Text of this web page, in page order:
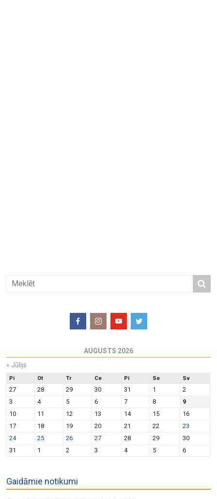
AUGUSTS 2026
« Jūlijs
Pi Ot Tr Ce Pi Se Sv
27 28 29 30 31 1
2
3
4 5 6 7 8
9
10
11 12 13 14 15
16
17
18 19 20 21 22
23
24
25 26 27 28 29
30
31
1 2 3 4 5 6
Gaidāmie notikumi